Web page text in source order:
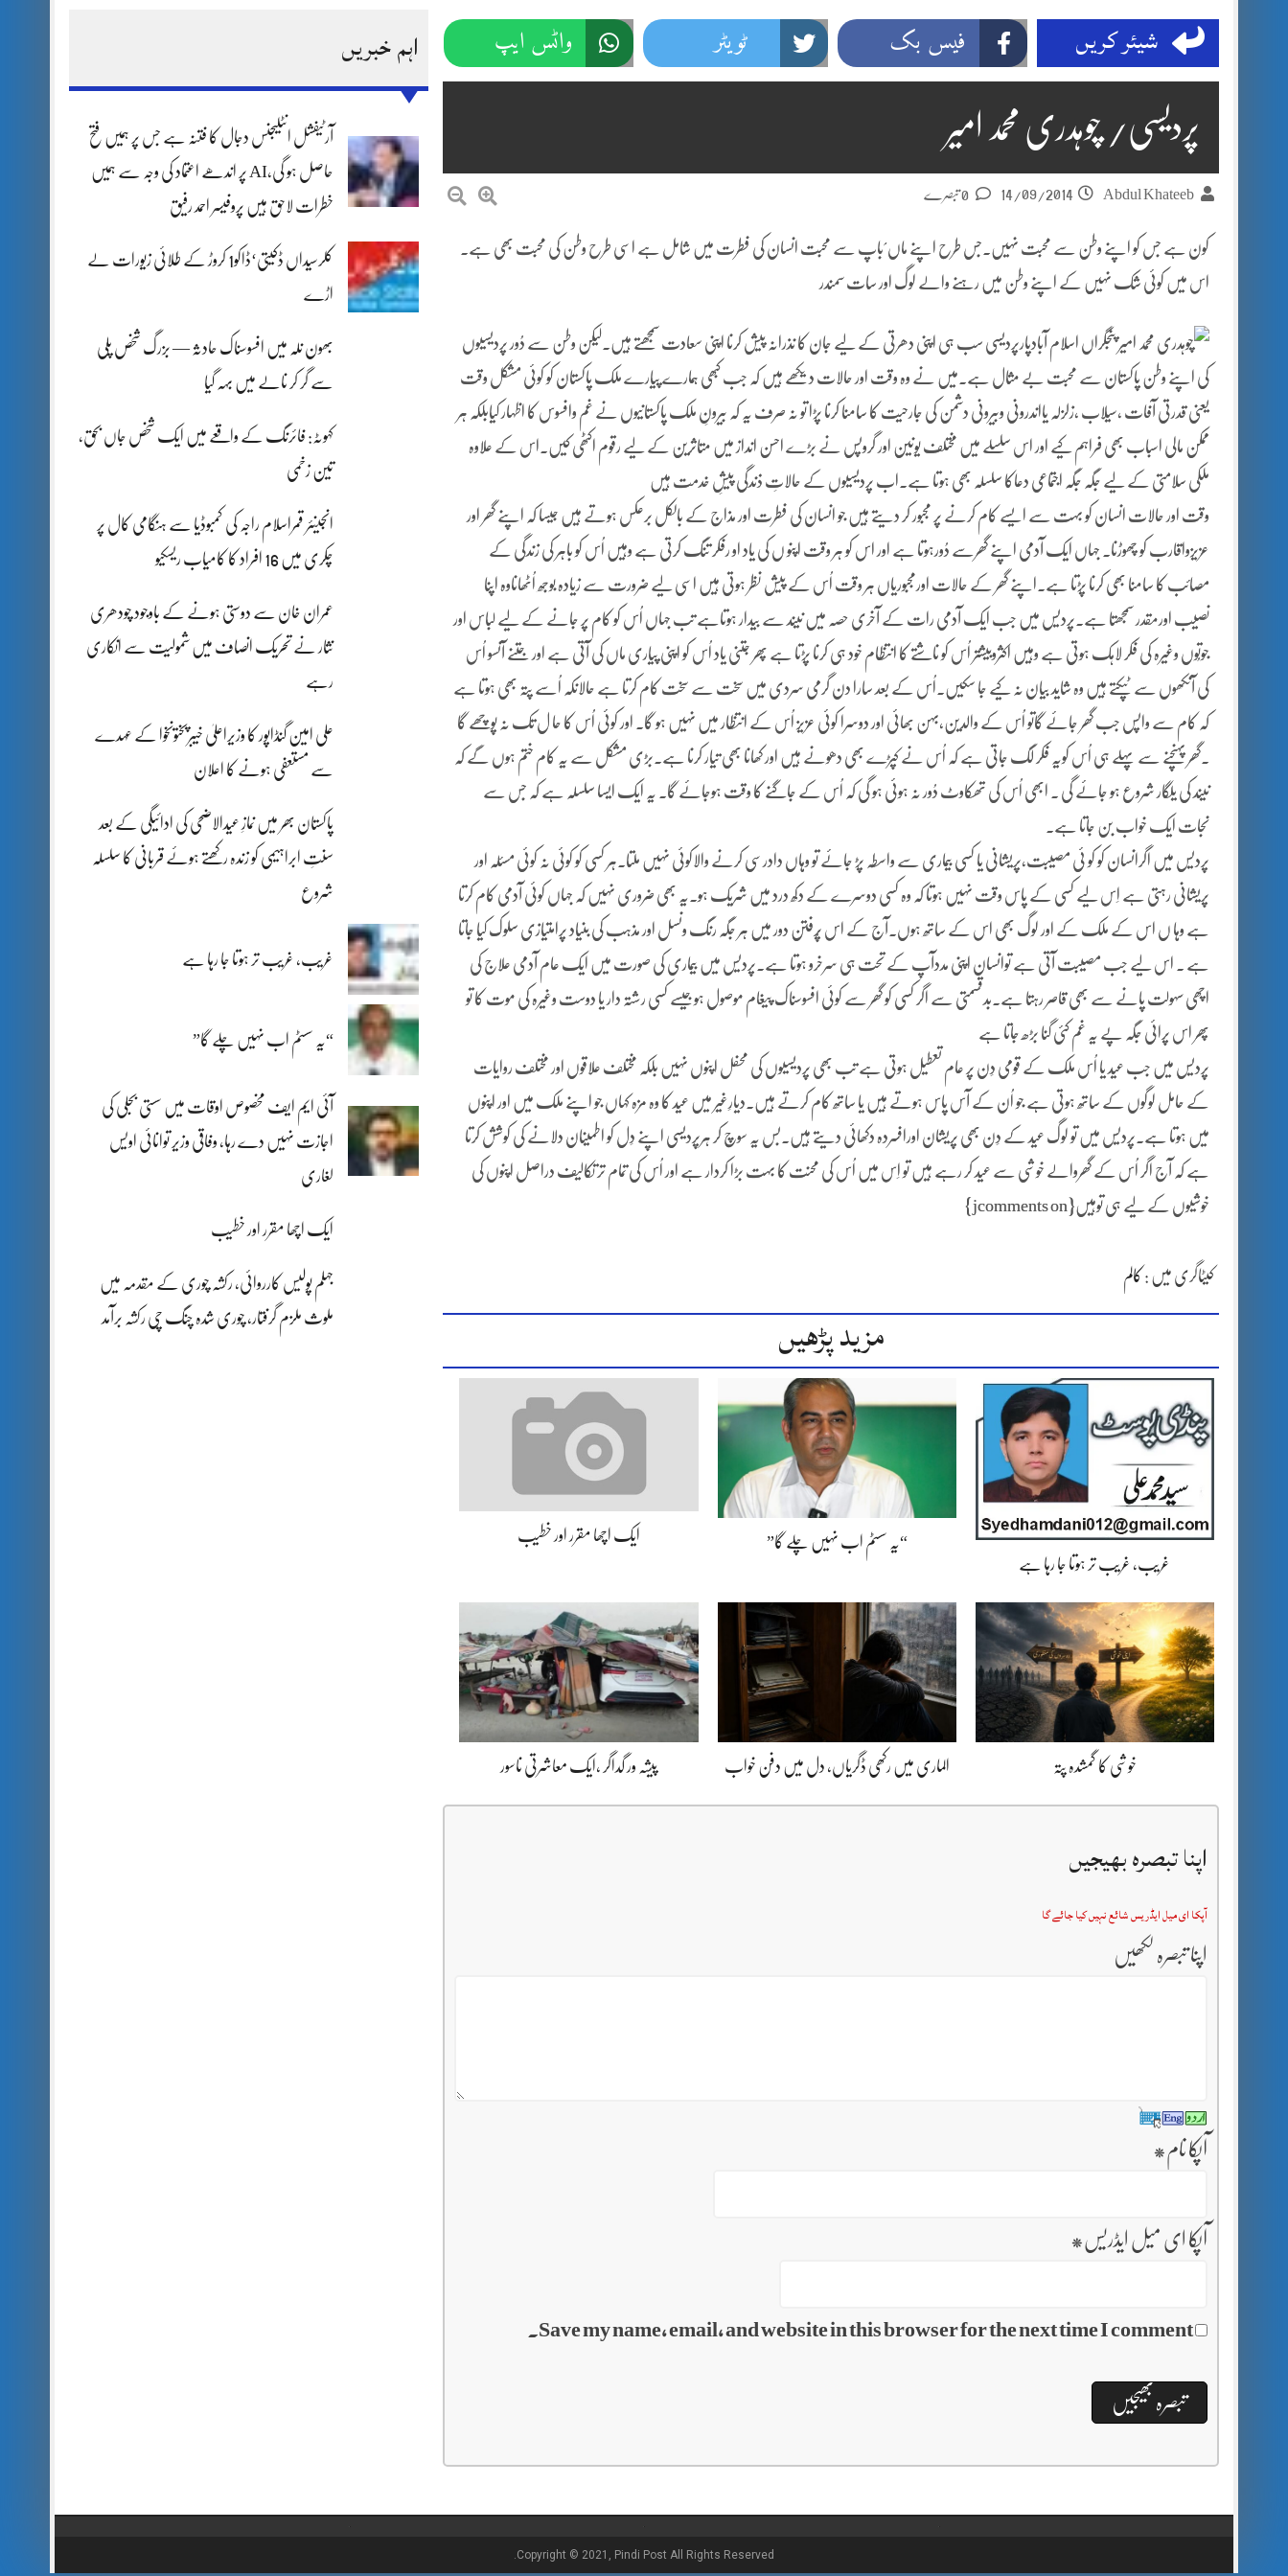
اہم خبریں
آرٹیفشل انٹلیجنس دجال کا فتنہ ہے جس پر ہمیں فتح
حاصل ہو گی،AI پر اندھے اعتماد کی وجہ سے ہمیں
خطرات لاحق ہیں پروفیسر احمد رفیق
کلرسیداں ڈکیتی‘ڈاکو1 کروڑ کے طلائی زیورات لے
اڑے
بھون نلہ میں افسوسناک حادثہ — بزرگ شخص پلی
سے گر کر نالے میں بہہ گیا
کہوٹہ: فائرنگ کے واقعے میں ایک شخص جاں بحق،
تین زخمی
انجینئر قمراسلام راجہ کی کمبوڈیا سے ہنگامی کال پر
چکری میں 16 افراد کا کامیاب ریسکیو
عمران خان سے دوستی ہونے کے باوجود چودھری
نثار نے تحریک انصاف میں شمولیت سے انکاری
رہے
علی امین گنڈاپور کا وزیراعلیٰ خیبرپختونخوا کے عہدے
سے مستعفی ہونے کا اعلان
پاکستان بھر میں نمازِ عیدالاضحی کی ادائیگی کے بعد
سنتِ ابراہیمی کو زندہ رکھتے ہوئے قربانی کا سلسلہ
شروع
غریب، غریب تر ہوتا جا رہا ہے
“یہ سسٹم اب نہیں چلے گا”
آئی ایم ایف مخصوص اوقات میں سستی بجلی کی
اجازت نہیں دے رہا، وفاقی وزیر توانائی اویس
لغاری
ایک اچھا مقرر اور خطیب
جہلم پولیس کارروائی، رکشہ چوری کے مقدمہ میں
ملوث ملزم گرفتار، چوری شدہ چنگ چی رکشہ برآمد
شیئر کریں فیس بک ٹویٹر واٹس ایپ
پردیسی/ چوہدری محمد امیر
Abdul Khateeb
14/09/2014
کون ہے جس کو اپنے وطن سے محبت نہیں۔جس طرح اپنے ماں ؍باپ سے محبت انسان کی فطرت میں شامل ہے اسی طرح وطن کی محبت بھی ہے۔
اس میں کوئی شک نہیں کے اپنے وطن میں رہنے والے لوگ اور سات سمندر
پارپردیسی سب ہی اپنی دھرتی کے لیے جان کا نذرانہ پیش کرنا اپنی سعادت سمجھتے ہیں۔لیکن وطن سے دُور پردیسیوں
کی اپنے وطن پاکستان سے محبت بے مثال ہے۔میں نے وہ وقت اور حالات دیکھے ہیں کہ جب کبھی ہمارے پیارے ملک پاکستان کو کوئی مشکل وقت
یعنی قدرتی آفات ،سیلاب ،زلزلہ یااندرونی وبیرونی دشمن کی جارحیت کا سامنا کرنا پڑا تو نہ صرف یہ کہ بیرونِ ملک پاکستانیوں نے غم وافسوس کا اظہار کیابلکہ ہر
ممکن مالی اسباب بھی فراہم کیے اور اس سلسلے میں مختلف یونین اور گروپس نے بڑے احسن انداز میں متاثرین کے لیے رقوم اکٹھی کیں۔اس کے علاوہ
ملکی سلامتی کے لیے جگہ جگہ اجتماعی دعاکا سلسلہ بھی ہوتا ہے۔اب پردیسیوں کے حالاتِ ذندگی پیشِ خدمت ہیں
وقت اور حالات انسان کو بہت سے ایسے کام کرنے پر مجبور کر دیتے ہیں جو انسان کی فطرت اور مذاج کے بالکل برعکس ہوتے ہیں جیسا کہ اپنے گھر اور
عزیزواقارب کو چھوڑنا۔ جہاں ایک آدمی اپنے گھرسے دُورہوتا ہے اور اس کو ہر وقت اپنو ں کی یاد او رفکر تنگ کرتی ہے وہیں اُس کو باہر کی زندگی کے
مصائب کا سامنا بھی کرنا پڑتا ہے۔اپنے گھر کے حالات اورمجبوریاں ہر وقت اُس کے پیش نظر ہوتی ہیں اسی لیے ضرورت سے زیادہ بوجھ اُٹھاناوہ اپنا
نصیب اورمقدر سمجھتا ہے۔پردیس میں جب ایک آدمی رات کے آخری حصہ میں نیند سے بیدار ہوتاہے تب جہاں اُس کو کام پر جانے کے لیے لباس اور
جوتُوں وغیرہ کی فکر لاہک ہوتی ہے وہیں اکثروبیشتر اُس کو ناشتے کا انتظام خود ہی کرنا پڑتا ہے پھر جتنی یاد اُس کو اپنی پیاری ماں کی آتی ہے اور جتنے آنسو اُس
کی آنکھوں سے ٹپکتے ہیں وہ شاید بیان نہ کیے جا سکیں۔اُس کے بعد سارا دن گرمی سردی میں سخت سے سخت کام کرتا ہے حالانکہ اُسے پتہ بھی ہوتا ہے
کہ کام سے واپس جب گھر جائے گاتو اُس کے والدین،بہن بھائی اور دوسرا کوئی عزیز اُس کے انتظار میں نہیں ہو گا۔ اور کوئی اُس کا حا ل تک نہ پوچھے گا
۔گھر پہنچنے سے پہلے ہی اُس کویہ فکر لگ جاتی ہے کہ اُس نے کپڑے بھی دھونے ہیں اور کھانا بھی تیار کرنا ہے۔بڑی مشکل سے یہ کام ختم ہوں گے کہ
نیند کی یلگار شروع ہو جائے گی ۔ ابھی اُس کی تھکاوٹ دُور نہ ہوئی ہو گی کہ اُس کے جاگنے کا وقت ہوجائے گا۔ یہ ایک ایسا سلسلہ ہے کہ جس سے
نجات ایک خواب بن جاتا ہے۔
پردیس میں اگرانسان کو کو ئی مصیبت،پریشانی یا کسی بیماری سے واسطہ پڑ جائے تو وہاں دادرسی کرنے والاکوئی نہیں ملتا۔ہر کسی کو کوئی نہ کوئی مسئلہ اور
پریشانی رہتی ہے اِس لیے کسی کے پاس وقت نہیں ہوتا کہ وہ کسی دوسرے کے دکھ درد میں شریک ہو۔یہ بھی ضروری نہیں کہ جہاں کوئی آدمی کام کرتا
ہے وہا ں اس کے ملک کے اور لوگ بھی اس کے ساتھ ہوں۔آج کے اس پُرفتن دور میں ہر جگہ رنگ ونسل اور مذہب کی بنیاد پرامتیازی سلوک کیا جاتا
ہے ۔ اس لیے جب مصیبت آتی ہے توانسان اپنی مددآپ کے تحت ہی سرخرو ہوتا ہے۔پردیس میں بیماری کی صورت میں ایک عام آدمی علاج کی
اچھی سہولت پانے سے بھی قاصر رہتا ہے۔بدقسمتی سے اگر کسی کو گھر سے کوئی افسوسناک پیغام موصول ہوجیسے کسی رشتہ دار یا دوست وغیرہ کی موت کا تو
پھر اس پرائی جگہ پے یہ غم کئی گنا بڑھ جاتا ہے
پردیس میں جب عید یا اُس ملک کے قومی دِن پر عام تعطیل ہوتی ہے تب بھی پردیسیوں کی محفل اپنوں نہیں بلکہ مختلف علاقوں اور مختلف روایات
کے حامل لوگوں کے ساتھ ہوتی ہے جو اُن کے آس پاس ہوتے ہیں یا ساتھ کام کرتے ہیں۔دیارِغیر میں عید کا وہ مزہ کہاں جو اپنے ملک میں اور اپنوں
میں ہوتا ہے۔پردیس میں تو لوگ عید کے دِن بھی پریشان اورافسردہ دکھائی دیتے ہیں۔بس یہ سوچ کر ہرپردیسی اپنے دِل کو اطمینان دلانے کی کوشش کرتا
ہے کہ آج اگر اُس کے گھروالے خوشی سے عید کر رہے ہیں تو اِس میں اُس کی محنت کا بہت بڑا کردار ہے اور اُس کی تمام تر تکالیف دراصل اپنوں کی
خوشیوں کے لیے ہی توہیں{jcomments on}
کیٹاگری میں : کالم
مزید پڑھیں
غریب، غریب تر ہوتا جا رہا ہے
“یہ سسٹم اب نہیں چلے گا” ایک اچھا مقرر اور خطیب
خوشی کا گمشدہ پتہ الماری میں رکھی ڈگریاں، دل میں دفن خواب پیشہ ور گداگر ،ایک معاشرتی ناسور
اپنا تبصرہ بھیجیں
آپکا ای میل ایڈریس شائع نہیں کیا جائے گا
اپنا تبصرہ لکھیں
آپکا نام *
آپکا ای میل ایڈریس *
Save my name, email, and website in this browser for the next time I comment.
Copyright © 2021, Pindi Post All Rights Reserved.